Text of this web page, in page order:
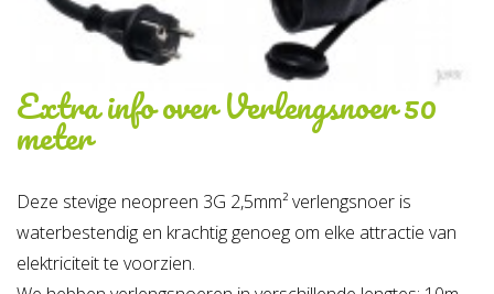
Extra info overVerlengsnoer 50
meter
Deze stevige neopreen 3G 2,5mm² verlengsnoer is
waterbestendig en krachtig genoeg om elke attractie van
elektriciteit te voorzien.